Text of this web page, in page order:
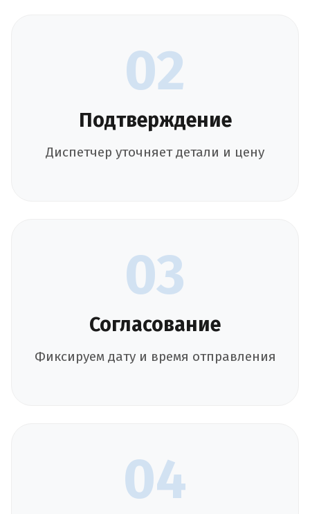
02
Подтверждение
Диспетчер уточняет детали и цену
03
Согласование
Фиксируем дату и время отправления
04